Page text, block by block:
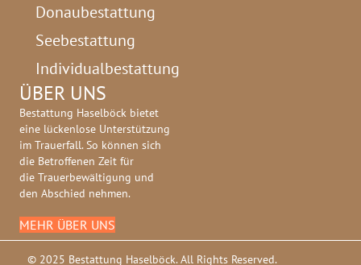
Donaubestattung
Seebestattung
Individualbestattung
ÜBER UNS
Bestattung Haselböck bietet
eine lückenlose Unterstützung
im Trauerfall. So können sich
die Betroffenen Zeit für
die Trauerbewältigung und
den Abschied nehmen.
MEHR ÜBER UNS
© 2025 Bestattung Haselböck. All Rights Reserved.